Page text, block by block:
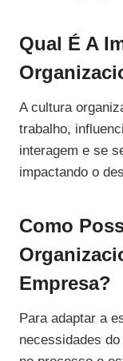
Qual É A
A cultura
trabalho,
interagem e se
impactando o
Como
Empresa?
Para adaptar a
necessidades